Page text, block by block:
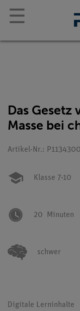
☰
Das Gesetz
Masse bei
Artikel-Nr.:
Klasse 7-10
20 Minuten
schwer
Digitale Lerninhalte